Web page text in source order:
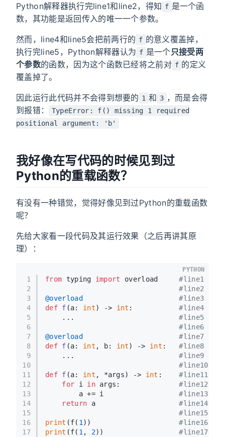
Python解释器执行完line1和line2，得知 f 是一个函
数，其功能是返回传入的唯一一个参数。
然而，line4和line5会把前两行的 f 的意义覆盖掉，
执行完line5，Python解释器认为 f 是一个只接受两
个参数的函数，因为这个函数已经将之前对 f 的定义
覆盖掉了。
因此运行此代码并不会得到想要的 1 和 3 ，而是会得
到报错：
TypeError: f() missing 1 required
positional argument: 'b'
我好像在写代码的时候见到过
Python的重载函数？
有没有一种错觉，觉得好像见到过Python的重载函数
呢？
先给大家看一段代码及其运行效果（之后再讲其原
理）：
1
2
3
4
5
6
7
8
9
10
11
12
13
14
15
16
17
from typing import overload #line1
#line2
@overload #line3
def f (a: int) -> int : #line4
    ...
#line5
#line6
@overload #line7
def f (a: int , b: int) -> int : #line8
    ...
#line9
#line10
def f (a: int , *args) -> int : #line11
for i in args: #line12
        a += i
#line13
return a #line14
#line15
print (f( 1 )) #line16
print (f( 1 , 2)) #line17
PYTHON